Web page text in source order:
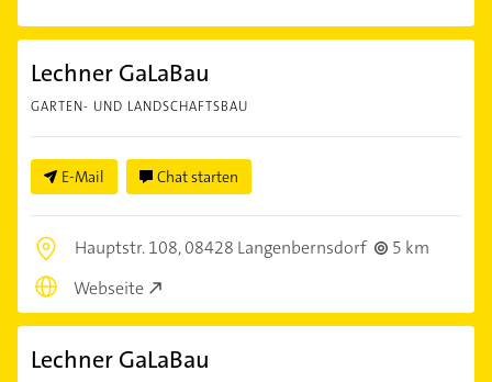
Lechner GaLaBau
GARTEN- UND LANDSCHAFTSBAU
E-Mail Chat starten
Hauptstr. 108,08428 Langenbernsdorf
5 km
Webseite
Lechner GaLaBau